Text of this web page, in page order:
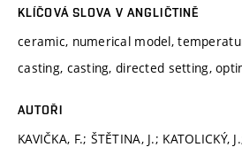
KLÍČOVÁ SLOVA V ANGLIČTINĚ
ceramic, numerical model,
casting, casting, directed setting,
AUTOŘI
KAVIČKA, F.; ŠTĚTINA, J.; KATOLICKÝ,